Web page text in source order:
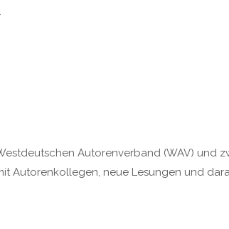
Autorenverband (WAV) und
Autorenkollegen, neue Lesungen und